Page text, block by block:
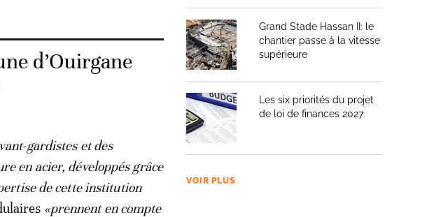
d’Ouirgane
gardistes et des
en acier, développés grâce
de cette institution
«prennent en compte
Grand Stade Hassan II: le
chantier passe à la vitesse
supérieure
Les six priorités du projet
de loi de finances 2027
VOIR PLUS